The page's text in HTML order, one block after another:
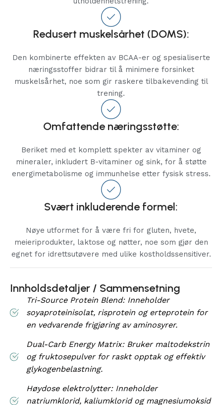
Redusert muskelsårhet (DOMS):
Den kombinerte effekten av BCAA-er og spesialiserte
næringsstoffer bidrar til å minimere forsinket
muskelsårhet, noe som gir raskere tilbakevending til
trening.
Omfattende næringsstøtte:
Beriket med et komplett spekter av vitaminer og
mineraler, inkludert B-vitaminer og sink, for å støtte
energimetabolisme og immunhelse etter fysisk stress.
Svært inkluderende formel:
Nøye utformet for å være fri for gluten, hvete,
meieriprodukter, laktose og nøtter, noe som gjør den
egnet for idrettsutøvere med ulike kostholdssensitiver.
Innholdsdetaljer / Sammensetning
Tri-Source Protein Blend: Inneholder
soyaproteinisolat, risprotein og erteprotein for
en vedvarende frigjøring av aminosyrer.
Dual-Carb Energy Matrix: Bruker maltodekstrin
og fruktosepulver for raskt opptak og effektiv
glykogenbelastning.
Høydose elektrolytter: Inneholder
natriumklorid, kaliumklorid og magnesiumoksid